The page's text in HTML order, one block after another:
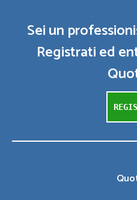
Sei un
Registrati ed